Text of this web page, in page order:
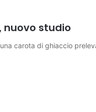
nuovo studio
carota di ghiaccio